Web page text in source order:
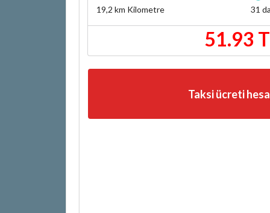
19,2 km Kilometre 31
51.93
Taksi ücreti